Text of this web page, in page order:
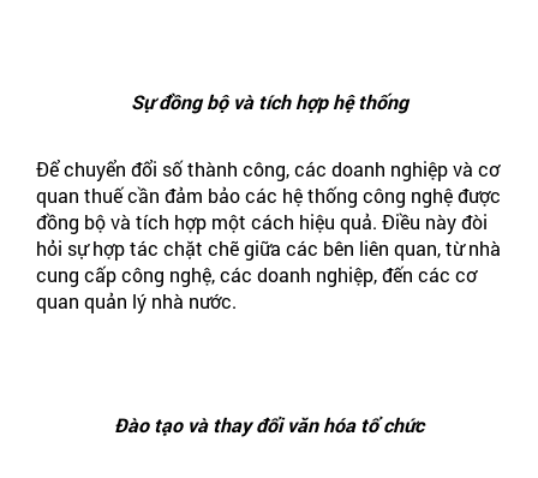
Sự đồng bộ và tích hợp hệ thống
Để chuyển đổi số thành công, các doanh nghiệp và cơ
quan thuế cần đảm bảo các hệ thống công nghệ được
đồng bộ và tích hợp một cách hiệu quả. Điều này đòi
hỏi sự hợp tác chặt chẽ giữa các bên liên quan, từ nhà
cung cấp công nghệ, các doanh nghiệp, đến các cơ
quan quản lý nhà nước.
Đào tạo và thay đổi văn hóa tổ chức